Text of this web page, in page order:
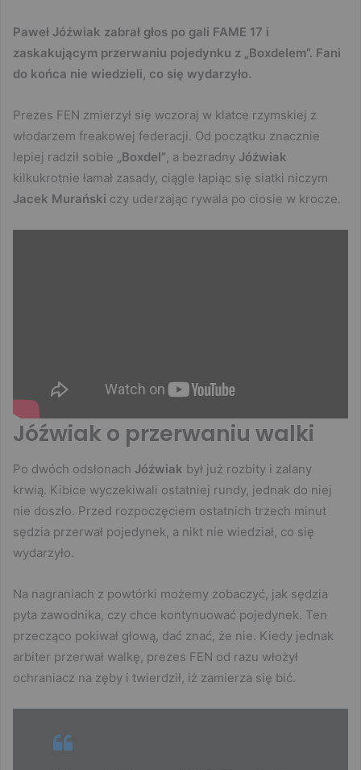
Paweł Jóźwiak zabrał głos po gali FAME 17 i
zaskakującym przerwaniu pojedynku z „Boxdelem”. Fani
do końca nie wiedzieli, co się wydarzyło.
Prezes FEN zmierzył się wczoraj w klatce rzymskiej z
włodarzem freakowej federacji. Od początku znacznie
lepiej radził sobie „Boxdel”, a bezradny Jóźwiak
kilkukrotnie łamał zasady, ciągle łapiąc się siatki niczym
Jacek Murański czy uderzając rywala po ciosie w krocze.
Jóźwiak o przerwaniu walki
Po dwóch odsłonach Jóźwiak był już rozbity i zalany
krwią. Kibice wyczekiwali ostatniej rundy, jednak do niej
nie doszło. Przed rozpoczęciem ostatnich trzech minut
sędzia przerwał pojedynek, a nikt nie wiedział, co się
wydarzyło.
Na nagraniach z powtórki możemy zobaczyć, jak sędzia
pyta zawodnika, czy chce kontynuować pojedynek. Ten
przecząco pokiwał głową, dać znać, że nie. Kiedy jednak
arbiter przerwał walkę, prezes FEN od razu włożył
ochraniacz na zęby i twierdził, iż zamierza się bić.